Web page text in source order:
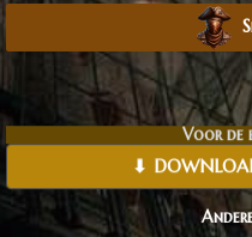
Voor de
⬇